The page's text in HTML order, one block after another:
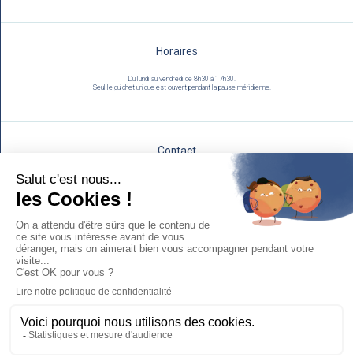
Horaires
Du lundi au vendredi de 8h30 à 17h30.
Seul le guichet unique est ouvert pendant la pause méridienne.
Contact
Politique de protection des données personnelles et cookies
Plan du site